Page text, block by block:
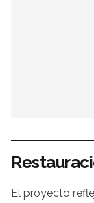
El proyecto